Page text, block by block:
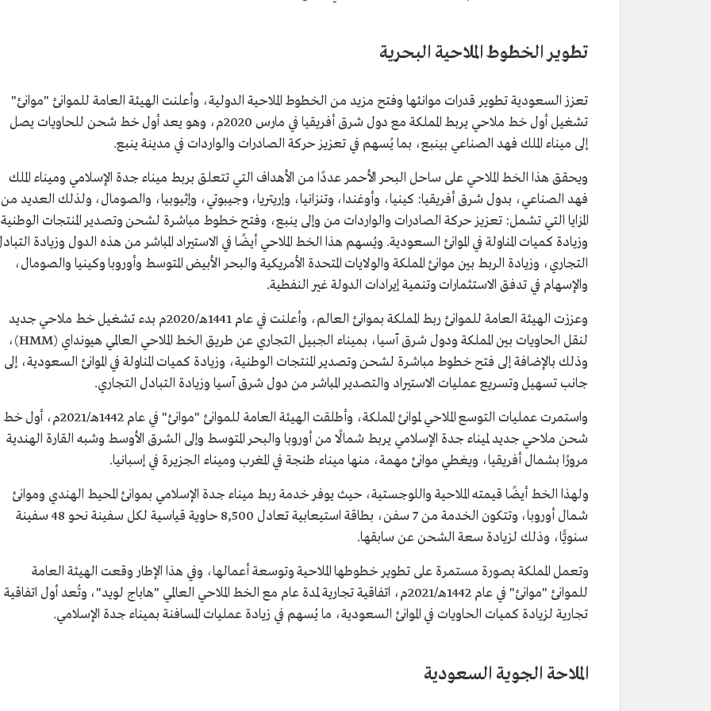
تطوير الخطوط الملاحية البحرية
تعزز السعودية تطوير قدرات موانئها وفتح مزيد من الخطوط الملاحية الدولية، وأعلنت الهيئة العامة للموانئ "موانئ"
تشغيل أول خط ملاحي يربط المملكة مع دول شرق أفريقيا في مارس 2020م، وهو يعد أول خط شحن للحاويات يصل
إلى ميناء الملك فهد الصناعي بينبع، بما يُسهم في تعزيز حركة الصادرات والواردات في مدينة ينبع.
ويحقق هذا الخط الملاحي على ساحل البحر الأحمر عددًا من الأهداف التي تتعلق بربط ميناء جدة الإسلامي وميناء الملك
فهد الصناعي، بدول شرق أفريقيا: كينيا، وأوغندا، وتنزانيا، وإريتريا، وجيبوتي، وإثيوبيا، والصومال، ولذلك العديد من
المزايا التي تشمل: تعزيز حركة الصادرات والواردات من وإلى ينبع، وفتح خطوط مباشرة لشحن وتصدير المنتجات
وزيادة كميات المناولة في الموانئ السعودية. ويُسهم هذا الخط الملاحي أيضًا في الاستيراد المباشر من هذه الدول وزيادة
التجاري، وزيادة الربط بين موانئ المملكة والولايات المتحدة الأمريكية والبحر الأبيض المتوسط وأوروبا وكينيا والصومال،
والإسهام في تدفق الاستثمارات وتنمية إيرادات الدولة غير النفطية.
وعززت الهيئة العامة للموانئ ربط المملكة بموانئ العالم، وأعلنت في عام 1441هـ/2020م بدء تشغيل خط ملاحي جديد
لنقل الحاويات بين المملكة ودول شرق آسيا، بميناء الجبيل التجاري عن طريق الخط الملاحي العالمي هيونداي (HMM)،
وذلك بالإضافة إلى فتح خطوط مباشرة لشحن وتصدير المنتجات الوطنية، وزيادة كميات المناولة في الموانئ السعودية، إلى
جانب تسهيل وتسريع عمليات الاستيراد والتصدير المباشر من دول شرق آسيا وزيادة التبادل التجاري.
واستمرت عمليات التوسع الملاحي لموانئ المملكة، وأطلقت الهيئة العامة للموانئ "موانئ" في عام 1442هـ/2021م، أول خط
شحن ملاحي جديد لميناء جدة الإسلامي يربط شمالًا من أوروبا والبحر المتوسط وإلى الشرق الأوسط وشبه القارة الهندية
مرورًا بشمال أفريقيا، ويغطي موانئ مهمة، منها ميناء طنجة في المغرب وميناء الجزيرة في إسبانيا.
ولهذا الخط أيضًا قيمته الملاحية واللوجستية، حيث يوفر خدمة ربط ميناء جدة الإسلامي بموانئ المحيط الهندي وموانئ
شمال أوروبا، وتتكون الخدمة من 7 سفن، بطاقة استيعابية تعادل 8,500 حاوية قياسية لكل سفينة نحو 48 سفينة
سنويًّا، وذلك لزيادة سعة الشحن عن سابقها.
وتعمل المملكة بصورة مستمرة على تطوير خطوطها الملاحية وتوسعة أعمالها، وفي هذا الإطار وقعت الهيئة العامة
للموانئ "موانئ" في عام 1442هـ/2021م، اتفاقية تجارية لمدة عام مع الخط الملاحي العالمي "هاباج لويد"، وتُعد أول اتفاقية
تجارية لزيادة كميات الحاويات في الموانئ السعودية، ما يُسهم في زيادة عمليات المسافنة بميناء جدة الإسلامي.
الملاحة الجوية السعودية